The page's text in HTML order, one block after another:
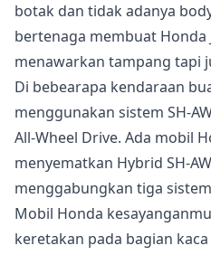
botak dan tidak adanya
bertenaga membuat Honda
menawarkan tampang tapi
Di bebearapa kendaraan
menggunakan sistem SH-
All-Wheel Drive. Ada mobil
menyematkan Hybrid SH-
menggabungkan tiga
Mobil Honda
keretakan pada bagian